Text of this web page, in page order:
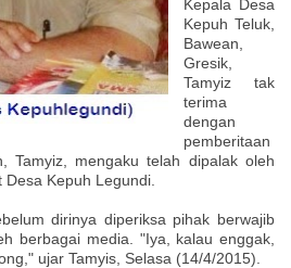
Kepala Desa
Kepuh Teluk,
Bawean,
Gresik,
Tamyiz tak
terima
dengan
pemberitaan
Tamyiz, mengaku telah dipalak oleh
Kepuh Legundi.
dirinya diperiksa pihak berwajib
berbagai media. "Iya, kalau enggak,
ujar Tamyis, Selasa (14/4/2015).